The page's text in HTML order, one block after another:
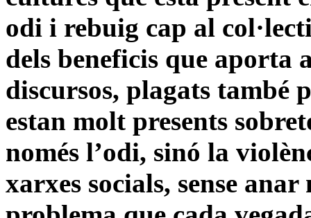
odi i rebuig cap al
dels beneficis que aporta
discursos, plagats també
estan molt presents
només l’odi, sinó la
xarxes socials, sense